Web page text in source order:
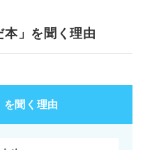
本」を聞く理由
を聞く理由